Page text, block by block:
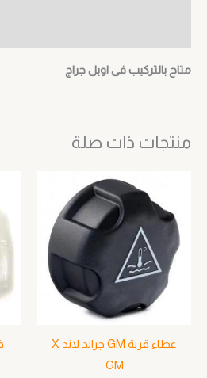
متاح بالتركيب فى اوبل جراج
منتجات ذات صلة
غطاء قربة GM جراند لاند X
GM